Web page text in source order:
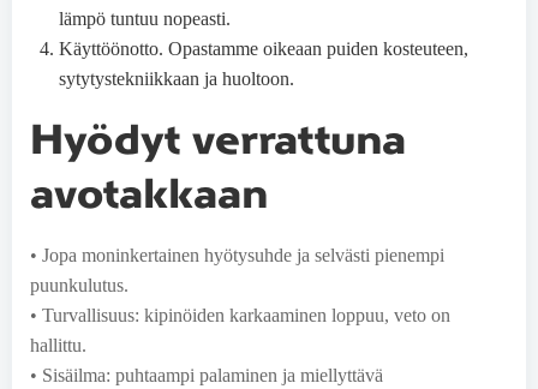
lämpö tuntuu nopeasti.
Käyttöönotto. Opastamme oikeaan puiden kosteuteen,
sytytystekniikkaan ja huoltoon.
Hyödyt verrattuna
avotakkaan
• Jopa moninkertainen hyötysuhde ja selvästi pienempi
puunkulutus.
• Turvallisuus: kipinöiden karkaaminen loppuu, veto on
hallittu.
• Sisäilma: puhtaampi palaminen ja miellyttävä